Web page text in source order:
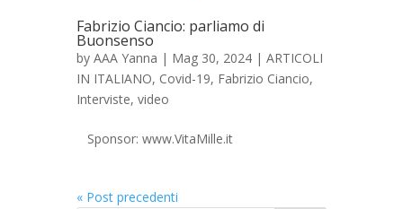
Fabrizio Ciancio: parliamo di
Buonsenso
by AAA Yanna | Mag 30, 2024| ARTICOLI
IN ITALIANO, Covid-19, Fabrizio Ciancio,
Interviste, video
Sponsor: www.VitaMille.it
« Post precedenti